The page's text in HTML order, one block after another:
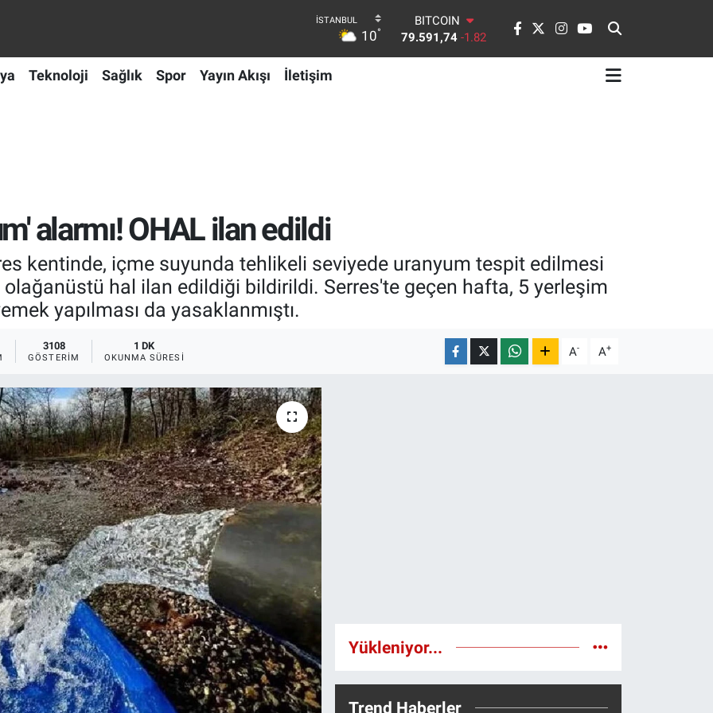
10°
79.591,74
-1.82
DOLAR
45,43620 0.02
Teknoloji Sağlık Spor Yayın Akışı İletişim
alarmı! OHAL ilan edildi
kentinde, içme suyunda tehlikeli seviyede uranyum tespit edilmesi
hal ilan edildiği bildirildi. Serres'te geçen hafta, 5 yerleşim
yapılması da yasaklanmıştı.
3108
GÖSTERIM
1 DK
OKUNMA SÜRESI A- A+
Yükleniyor...
Trend Haberler